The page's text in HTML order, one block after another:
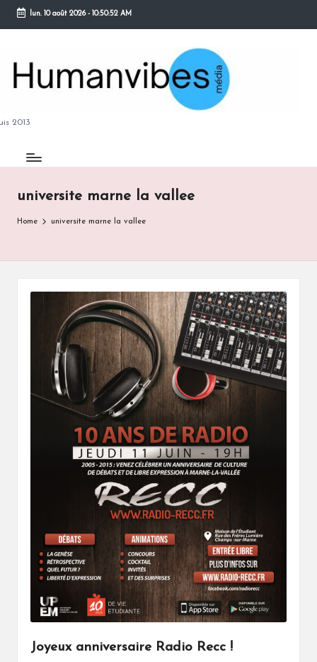
Skip
content
lun. 10 août 2026- 10:50:53 AM
2013
universite marne la vallee
Home universite marne la vallee
Joyeux anniversaire Radio Recc !